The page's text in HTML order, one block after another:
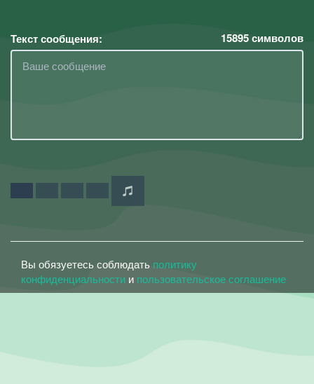
Текст сообщения: 15895символов
Вы обязуетесь соблюдать политику
конфиденциальности и пользовательское соглашение